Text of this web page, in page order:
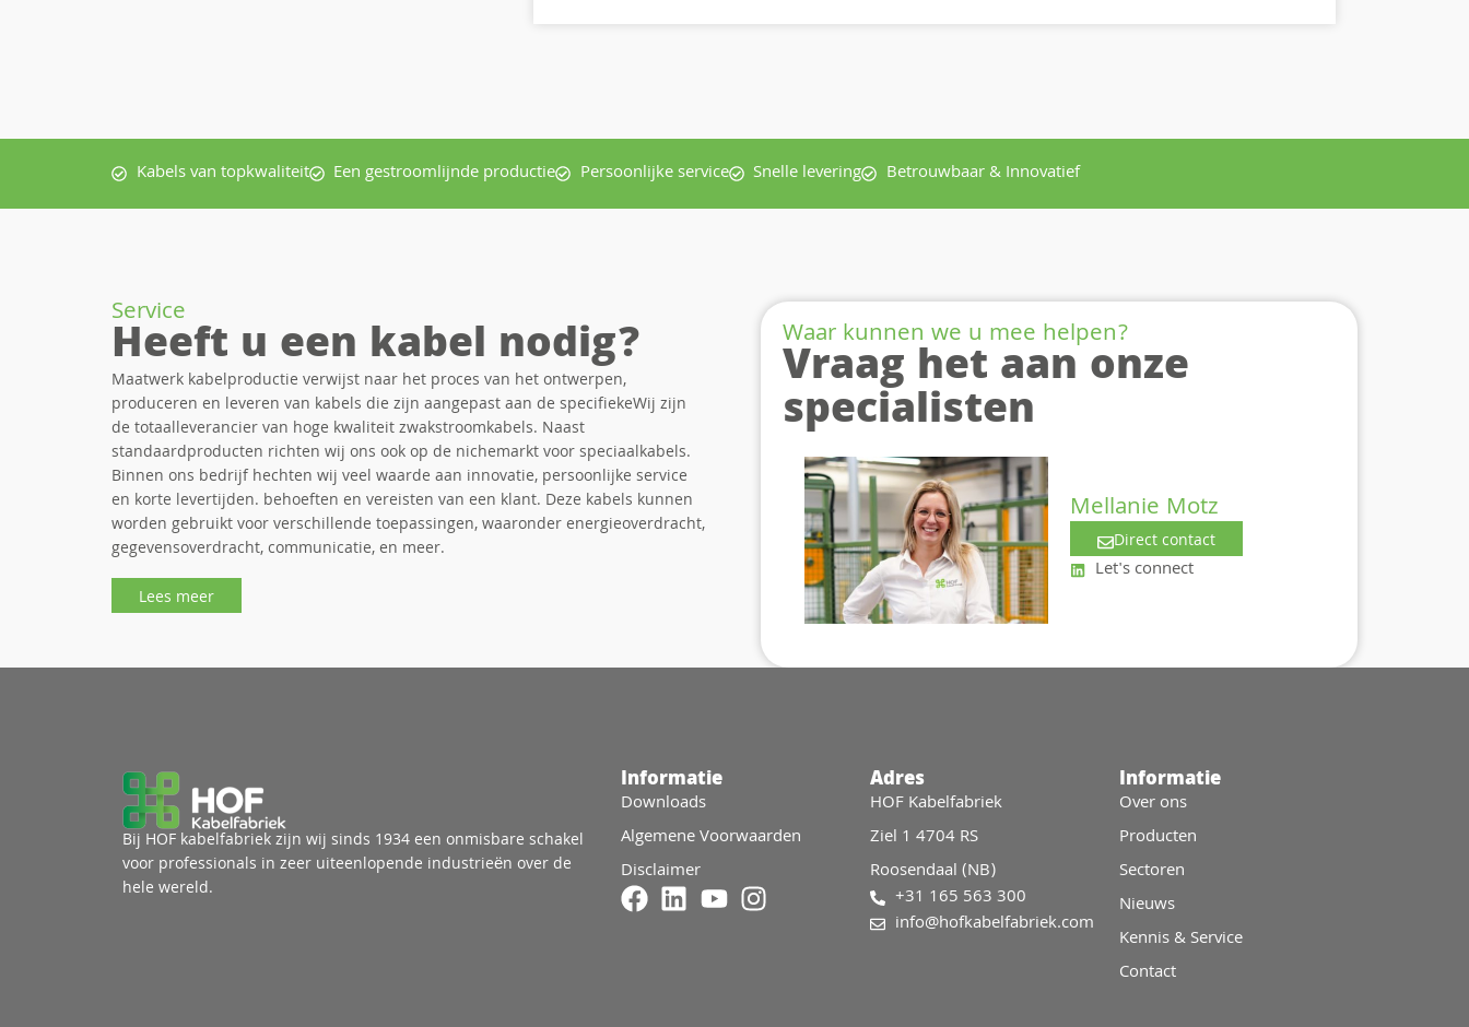
Kabels van topkwaliteit Een gestroomlijnde productie Persoonlijke service Snelle levering Betrouwbaar & Innovatief
Service
Heeft u een kabel nodig?
Maatwerk kabelproductie verwijst naar het proces van het ontwerpen,
produceren en leveren van kabels die zijn aangepast aan de specifiekeWij zijn
de totaalleverancier van hoge kwaliteit zwakstroomkabels. Naast
standaardproducten richten wij ons ook op de nichemarkt voor speciaalkabels.
Binnen ons bedrijf hechten wij veel waarde aan innovatie, persoonlijke service
en korte levertijden. behoeften en vereisten van een klant. Deze kabels kunnen
worden gebruikt voor verschillende toepassingen, waaronder energieoverdracht,
gegevensoverdracht, communicatie, en meer.
Lees meer
Waar kunnen we u mee helpen?
Vraag het aan onze
specialisten
Mellanie Motz
Direct contact
Let's connect
Bij HOF kabelfabriek zijn wij sinds 1934 een onmisbare schakel
voor professionals in zeer uiteenlopende industrieën over de
hele wereld.
Informatie
Downloads
Algemene Voorwaarden
Disclaimer
Adres
HOF Kabelfabriek
Ziel 1 4704 RS
Roosendaal (NB)
+31 165 563 300
info@hofkabelfabriek.com
Informatie
Over ons
Producten
Sectoren
Nieuws
Kennis & Service
Contact